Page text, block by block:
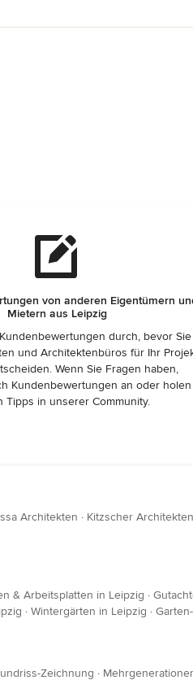
von anderen Eigentümern
Mietern aus Leipzig
durch, bevor Sie
und Architektenbüros für Ihr
Wenn Sie Fragen haben,
Kundenbewertungen an oder holen
Tipps in unserer Community.
Architekten · Kitzscher Architekten
& Arbeitsplatten in Leipzig ·
· Wintergärten in Leipzig ·
Zeichnung ·